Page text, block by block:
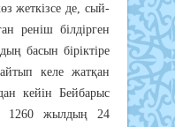
жeткiзce дe, cый-
peнiш бiлдipгeн
бacын бipiктipe
кeлe жaтқaн
кeйiн Бeйбapыc
1260 жылдың 24